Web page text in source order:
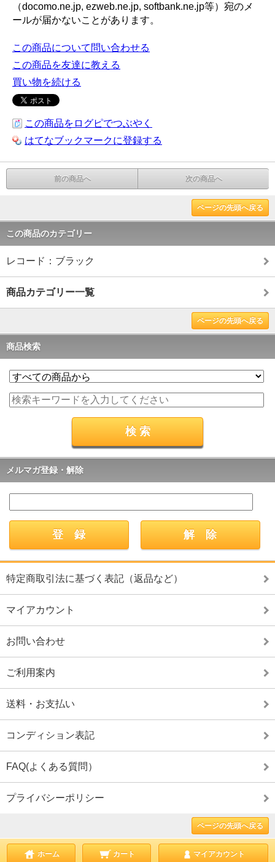
（docomo.ne.jp, ezweb.ne.jp, softbank.ne.jp等）宛のメ
ールが届かないことがあります。
この商品について問い合わせる
この商品を友達に教える
買い物を続ける
この商品をログピでつぶやく
はてなブックマークに登録する
前の商品へ 次の商品へ
ページの先頭へ戻る
この商品のカテゴリー
レコード：ブラック
商品カテゴリー一覧
ページの先頭へ戻る
商品検索
メルマガ登録・解除
特定商取引法に基づく表記（返品など）
マイアカウント
お問い合わせ
ご利用案内
送料・お支払い
コンディション表記
FAQ(よくある質問）
プライバシーポリシー
ページの先頭へ戻る
ホーム カート マイアカウント